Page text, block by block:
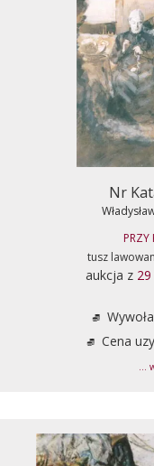
Nr
PRZY
tusz
aukcja z
Cena
...